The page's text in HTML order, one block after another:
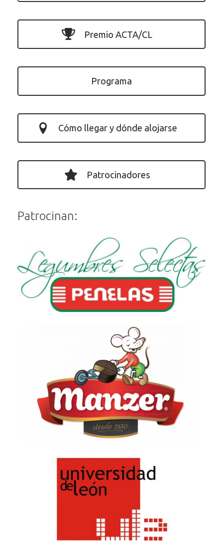
Premio ACTA/CL
Programa
Cómo llegar y dónde alojarse
Patrocinadores
Patrocinan: